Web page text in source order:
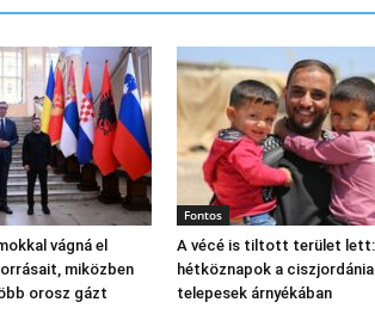
vágná el
miközben
orosz gázt
Fontos
A vécé is tiltott terület lett:
hétköznapok a
telepesek árnyékában